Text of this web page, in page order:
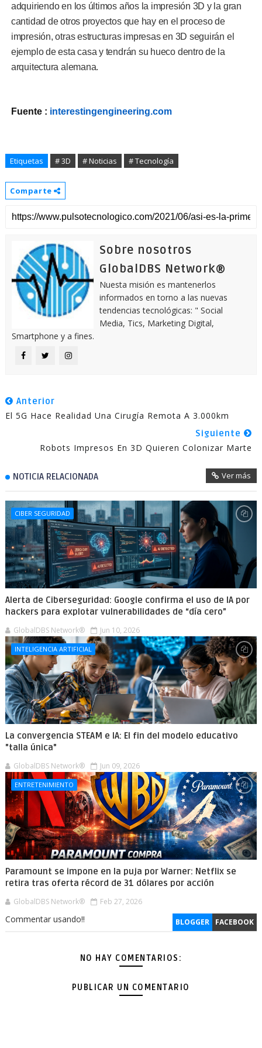
adquiriendo en los últimos años la impresión 3D y la gran
cantidad de otros proyectos que hay en el proceso de
impresión, otras estructuras impresas en 3D seguirán el
ejemplo de esta casa y tendrán su hueco dentro de la
arquitectura alemana.
Fuente : interestingengineering.com
Etiquetas # 3D # Noticias # Tecnología
Comparte
Sobre nosotros
GlobalDBS Network®
Nuesta misión es mantenerlos
informados en torno a las nuevas
tendencias tecnológicas: " Social
Media, Tics, Marketing Digital,
Smartphone y a fines.
Anterior
El 5G Hace Realidad Una Cirugía Remota A 3.000km
Siguiente
Robots Impresos En 3D Quieren Colonizar Marte
NOTICIA RELACIONADA Ver más
CIBER SEGURIDAD
Alerta de Ciberseguridad: Google confirma el uso de IA por
hackers para explotar vulnerabilidades de “día cero”
GlobalDBS Network® Jun 10, 2026
INTELIGENCIA ARTIFICIAL
La convergencia STEAM e IA: El fin del modelo educativo
"talla única"
GlobalDBS Network® Jun 09, 2026
ENTRETENIMIENTO
Paramount se impone en la puja por Warner: Netflix se
retira tras oferta récord de 31 dólares por acción
GlobalDBS Network® Feb 27, 2026
BLOGGER FACEBOOK
Commentar usando!!
NO HAY COMENTARIOS:
PUBLICAR UN COMENTARIO